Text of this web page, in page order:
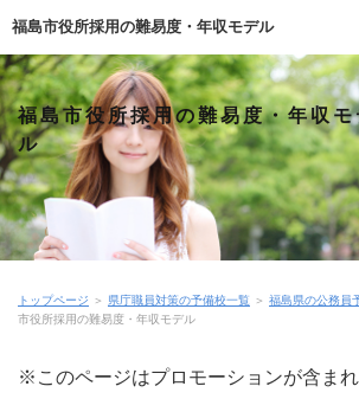
福島市役所採用の難易度・年収モデル
福島市役所採用の難易度・年収モ
ル
トップページ ＞ 県庁職員対策の予備校一覧 ＞ 福島県の公務員
市役所採用の難易度・年収モデル
※このページはプロモーションが含まれ